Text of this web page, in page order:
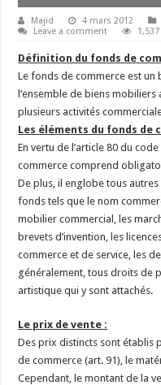
Majid 4 mars 2012
Leave a comment
Définition du fonds de
Le fonds de commerce est
l’ensemble de biens mobiliers
plusieurs activités
Les éléments du fonds de
En vertu de l’article 80 du
commerce comprend
De plus, il englobe tous
fonds tels que le nom
mobilier commercial, les
brevets d’invention, les
commerce et de service, les
généralement, tous droits de
artistique qui y sont attachés.
Le prix de vente :
Des prix distincts sont établis
de commerce (art. 91), le
Cependant, le montant de la